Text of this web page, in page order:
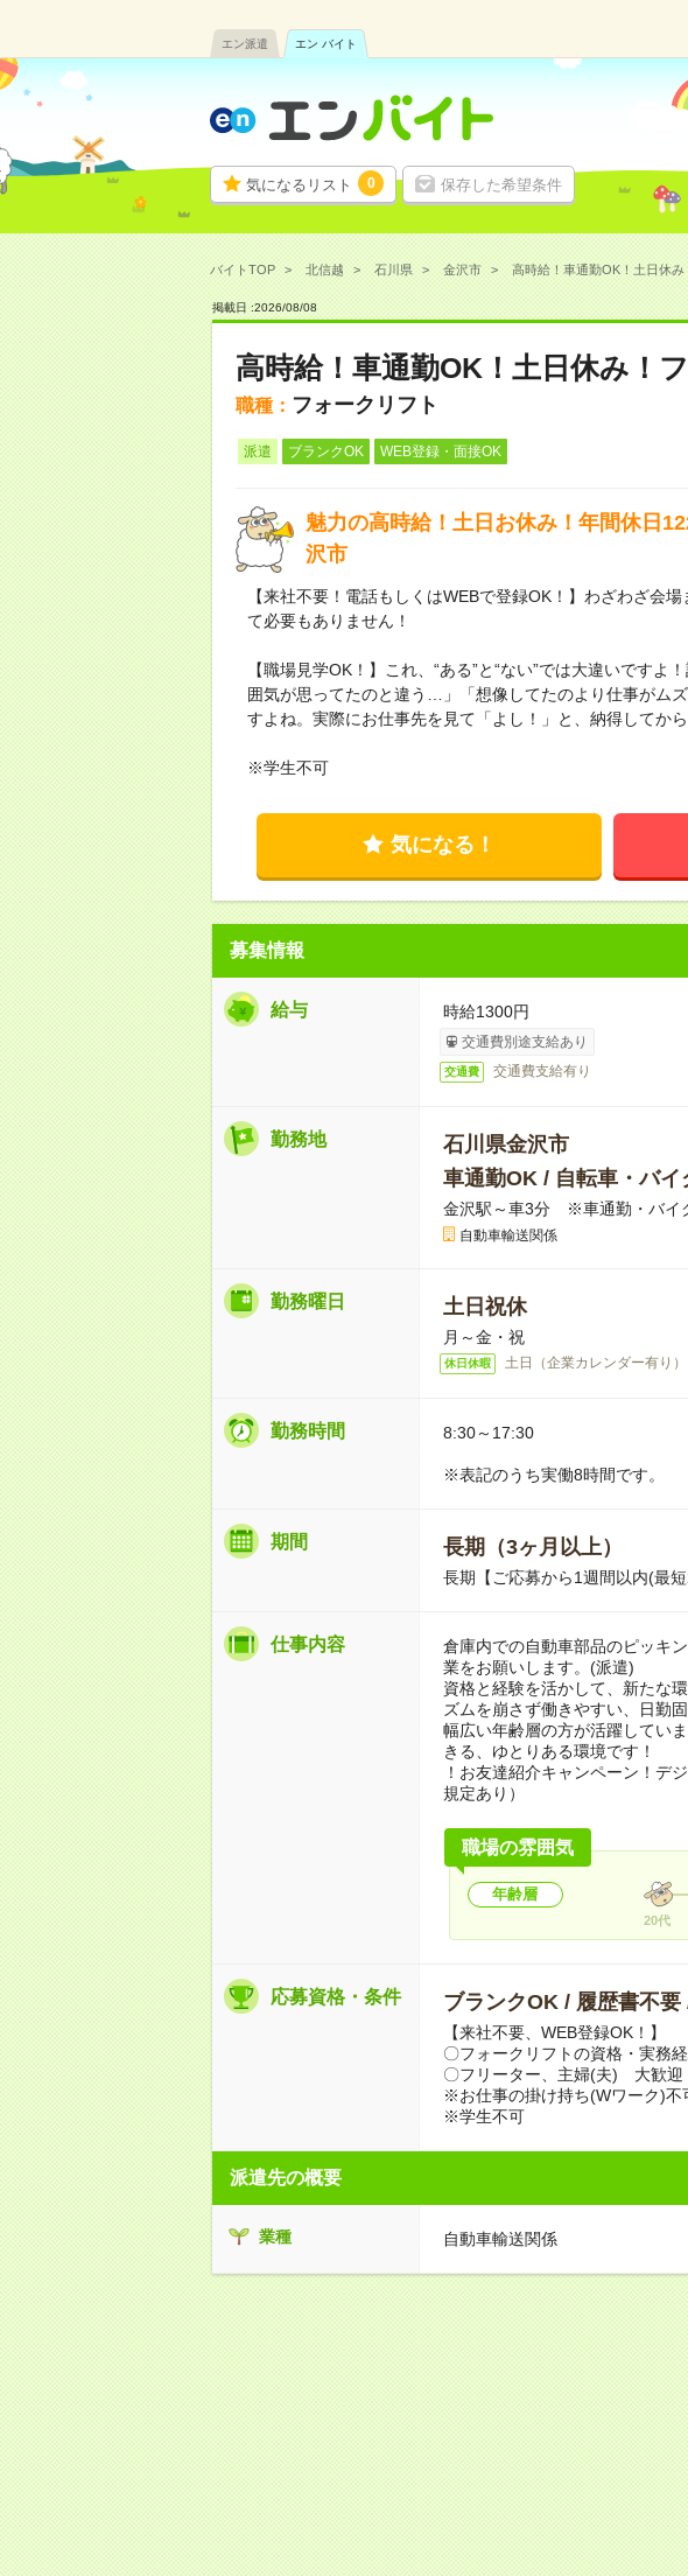
エン派遣 エン バイト
気になるリスト 0 保存した希望条件
バイトTOP 北信越 石川県 金沢市 高時給！車通勤OK！土日休
掲載日 :2026/08/08
高時給！車通勤OK！土日休み！
職種： フォークリフト
派遣 ブランクOK WEB登録・面接OK
魅力の高時給！土日お休み！年間休日
沢市
【来社不要！電話もしくはWEBで登録OK！】わざわざ会
て必要もありません！
【職場見学OK！】これ、“ある”と“ない”では大違いですよ
囲気が思ってたのと違う…」「想像してたのより仕事がム
すよね。実際にお仕事先を見て「よし！」と、納得してか
※学生不可
気になる！
募集情報
給与 時給1300円
交通費別途支給あり
交通費 交通費支給有り
勤務地
石川県金沢市
車通勤OK / 自転車・バイ
金沢駅～車3分 ※車通勤・バイ
自動車輸送関係
勤務曜日 土日祝休
月～金・祝
休日休暇 土日（企業カレンダー有り）
勤務時間 8:30～17:30
※表記のうち実働8時間です。
期間 長期（3ヶ月以上）
長期【ご応募から1週間以内(最
仕事内容
倉庫内での自動車部品のピッキ
業をお願いします。(派遣)
資格と経験を活かして、新たな
ズムを崩さず働きやすい、日勤
幅広い年齢層の方が活躍してい
きる、ゆとりある環境です！
！お友達紹介キャンペーン！デ
規定あり）
職場の雰囲気
年齢層
20代
応募資格・条件 ブランクOK / 履歴書不
【来社不要、WEB登録OK！】
〇フォークリフトの資格・実務
〇フリーター、主婦(夫) 大歓迎
※お仕事の掛け持ち(Wワーク)不
※学生不可
派遣先の概要
業種 自動車輸送関係